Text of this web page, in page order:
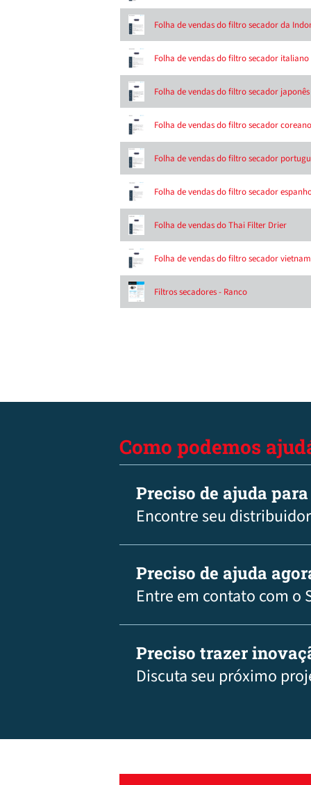
Folha de vendas do filtro secador da
Folha de vendas do filtro secador italiano
Folha de vendas do filtro secador japonês
Folha de vendas do filtro secador coreano
Folha de vendas do filtro secador
Folha de vendas do filtro secador
Folha de vendas do Thai Filter Drier
Folha de vendas do filtro secador
Filtros secadores - Ranco
Como podemos
Preciso de ajuda
Encontre seu
Preciso de ajuda
Entre em contato com o
Preciso trazer
Discuta seu próximo